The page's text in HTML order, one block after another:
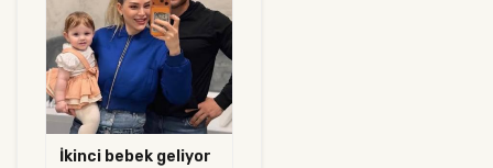
İkinci bebek geliyor